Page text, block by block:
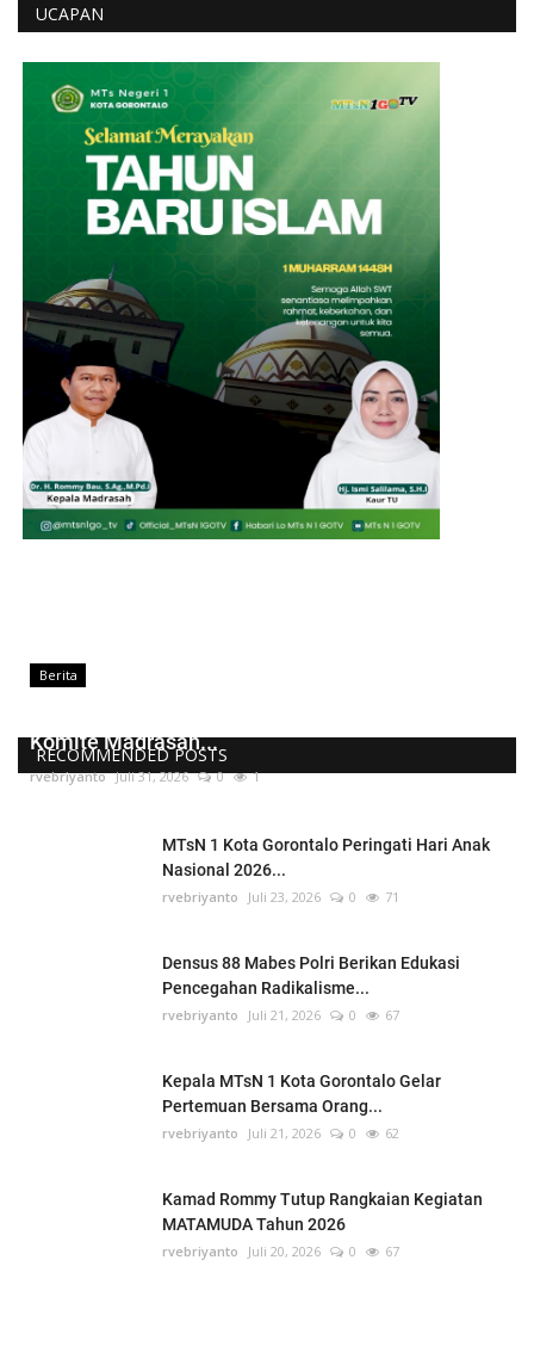
UCAPAN
RECOMMENDED POSTS
Berita
Komite Madrasah...
rvebriyanto Juli 31, 2026 0 1
MTsN 1 Kota Gorontalo Peringati Hari Anak
Nasional 2026...
rvebriyanto Juli 23, 2026 0 71
Densus 88 Mabes Polri Berikan Edukasi
Pencegahan Radikalisme...
rvebriyanto Juli 21, 2026 0 67
Kepala MTsN 1 Kota Gorontalo Gelar
Pertemuan Bersama Orang...
rvebriyanto Juli 21, 2026 0 62
Kamad Rommy Tutup Rangkaian Kegiatan
MATAMUDA Tahun 2026
rvebriyanto Juli 20, 2026 0 67